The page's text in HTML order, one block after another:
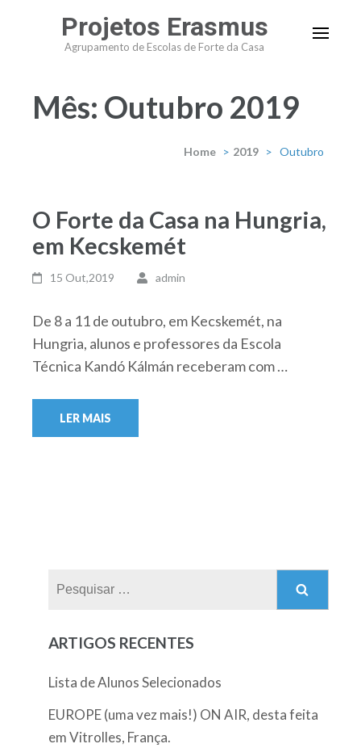
Projetos Erasmus
Agrupamento de Escolas de Forte da Casa
Mês: Outubro 2019
Home > 2019 > Outubro
O Forte da Casa na Hungria,
em Kecskemét
15 Out,2019 admin
De 8 a 11 de outubro, em Kecskemét, na
Hungria, alunos e professores da Escola
Técnica Kandó Kálmán receberam com …
LER MAIS
ARTIGOS RECENTES
Lista de Alunos Selecionados
EUROPE (uma vez mais!) ON AIR, desta feita
em Vitrolles, França.